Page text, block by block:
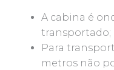
A cabina é
transportado;
Para
metros não